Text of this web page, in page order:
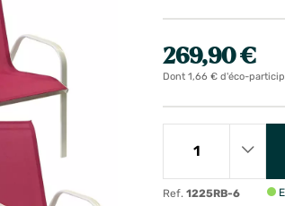
269,90 €
Dont 1,66 € d'éco-
Ref.1225RB-6